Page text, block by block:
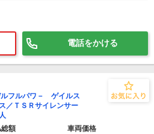
電話をかける
ルフルパワ－ ゲイルス
／ＴＳＲサイレンサー
額
車両価格